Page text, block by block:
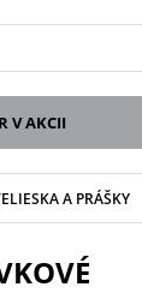
V AKCII
A PRÁŠKY